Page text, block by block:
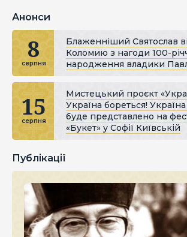
Анонси
8
серпня
Блаженніший Святослав
Коломию з нагоди 100-
народження владики
15
серпня
Мистецький проєкт
Україна бореться!
буде представлено на
«Букет» у Софії Київській
Публікації